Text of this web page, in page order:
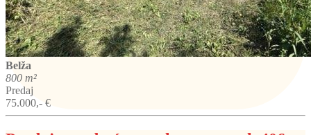
Belža
800 m²
Predaj
75.000,- €